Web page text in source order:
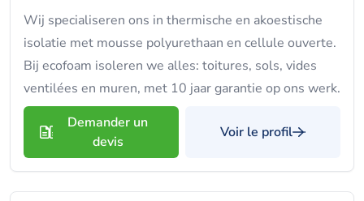
Wij specialiseren ons in thermische en akoestische
isolatie met mousse polyurethaan en cellule ouverte.
Bij ecofoam isoleren we alles: toitures, sols, vides
ventilées en muren, met 10 jaar garantie op ons werk.
Demander un
devis
Voir le profil